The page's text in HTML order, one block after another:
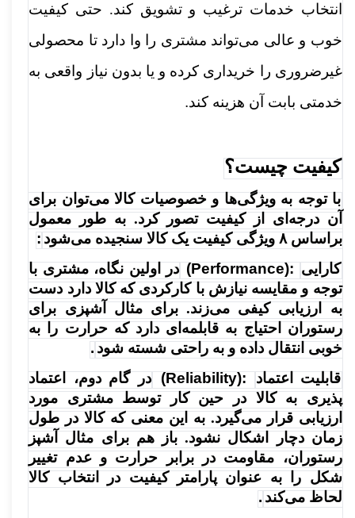
انتخاب خدمات ترغیب و تشویق کند. حتی کیفیت
خوب و عالی می‌تواند مشتری را وا دارد تا محصولی
غیرضروری را خریداری کرده و یا بدون نیاز واقعی به
خدمتی بابت آن هزینه کند.
کیفیت چیست؟
با توجه به ویژگی‌ها و خصوصیات کالا می‌توان برای
آن درجه‌ای از کیفیت تصور کرد. به طور معمول
براساس ۸ ویژگی کیفیت یک کالا سنجیده می‌شود
:
کارایی (Performance): در اولین نگاه، مشتری با
توجه و مقایسه نیازش با کارکردی که کالا دارد دست
به ارزیابی کیفی می‌زند. برای مثال آشپزی برای
رستوران احتیاج به قابلمه‌ای دارد که حرارت را به
خوبی انتقال داده و به راحتی شسته شود .
قابلیت اعتماد
(Reliability):
در گام دوم، اعتماد
پذیری به کالا در حین کار توسط مشتری مورد
ارزیابی قرار می‌گیرد. به این معنی که کالا در طول
زمان دچار اشکال نشود. باز هم برای مثال آشپز
رستوران، مقاومت در برابر حرارت و عدم تغییر
شکل را به عنوان پارامتر کیفیت در انتخاب کالا
لحاظ می‌کند .